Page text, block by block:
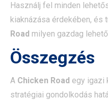
Használj fel minden
kiaknázása érdekében, és
Road milyen gazdag
Összegzés
A Chicken Road egy igazi
stratégiai gondolkodás